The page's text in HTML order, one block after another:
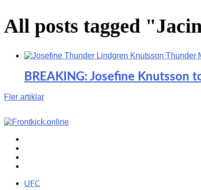
All posts tagged
BREAKING: Josefine Knutsson
Fler artiklar
UFC